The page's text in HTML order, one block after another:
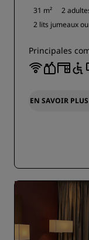
31 m²
2
2 lits jumeaux ou
Principales
EN SAVOIR PLUS